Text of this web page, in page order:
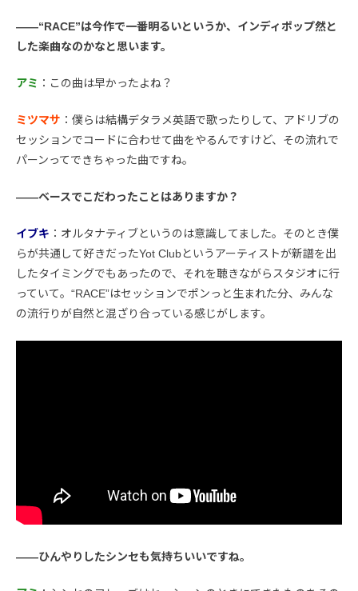
――“RACE”は今作で一番明るいというか、インディポップ然と
した楽曲なのかなと思います。
アミ ：この曲は早かったよね？
ミツマサ ：僕らは結構デタラメ英語で歌ったりして、アドリブの
セッションでコードに合わせて曲をやるんですけど、その流れで
パーンってできちゃった曲ですね。
――ベースでこだわったことはありますか？
イブキ ：オルタナティブというのは意識してました。そのとき僕
らが共通して好きだったYot Clubというアーティストが新譜を出
したタイミングでもあったので、それを聴きながらスタジオに行
っていて。“RACE”はセッションでポンっと生まれた分、みんな
の流行りが自然と混ざり合っている感じがします。
――ひんやりしたシンセも気持ちいいですね。